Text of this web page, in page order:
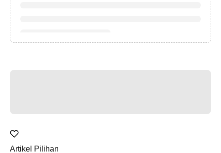
Artikel Pilihan